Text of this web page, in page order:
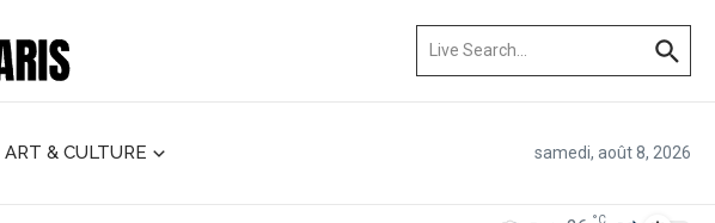
ART & CULTURE samedi, août 8, 2026
°C